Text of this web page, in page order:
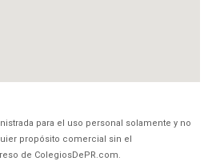
para el uso personal solamente y no
propósito comercial sin el
de ColegiosDePR.com.